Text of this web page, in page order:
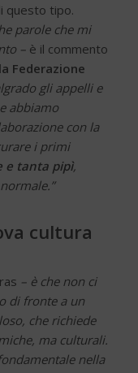
questo tipo.
parole che mi
–è il commento
Federazione
gli appelli e
abbiamo
con la
i primi
e tanta pipì,
cultura
– è che non ci
di fronte a un
che richiede
ma culturali.
nella